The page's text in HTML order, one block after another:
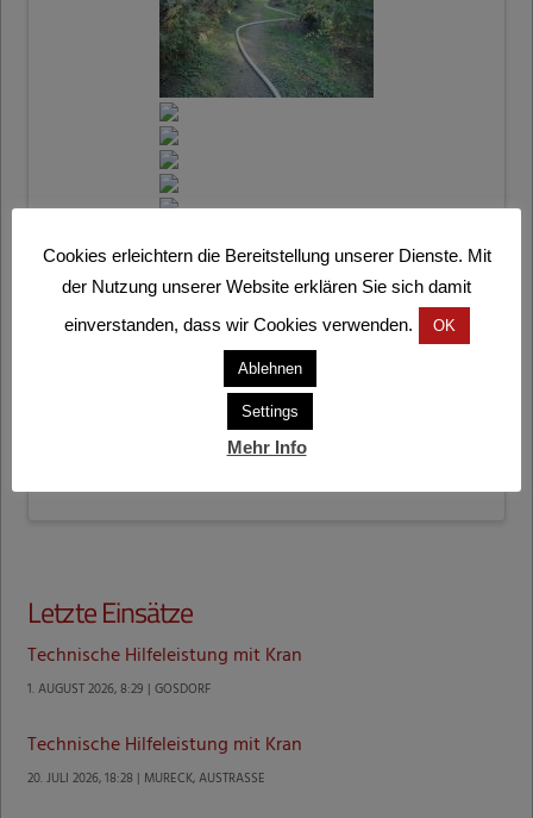
DIESEN BEITRAG TEILEN
Letzte Einsätze
Technische Hilfeleistung mit Kran
1. AUGUST 2026, 8:29 | GOSDORF
Technische Hilfeleistung mit Kran
20. JULI 2026, 18:28 | MURECK, AUSTRASSE
Cookies erleichtern die Bereitstellung unserer Dienste. Mit
der Nutzung unserer Website erklären Sie sich damit
einverstanden, dass wir Cookies verwenden.
OK
Ablehnen
Settings
Mehr Info